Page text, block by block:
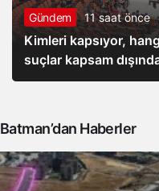
Gündem 11 saat önce
Kimleri kapsıyor,
suçlar kapsam
Batman’dan Haberler